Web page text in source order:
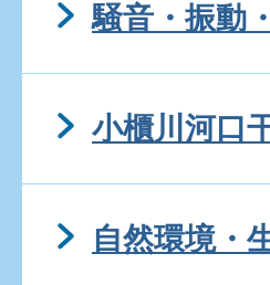
騒音・振動
小櫃川河口
自然環境・